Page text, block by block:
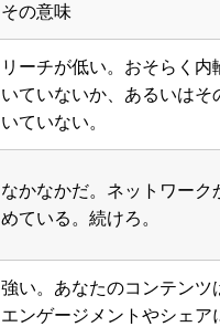
その意味
リーチが低い。おそらく内
いていないか、あるいはそ
いていない。
なかなかだ。ネットワーク
めている。続けろ。
強い。あなたのコンテンツ
エンゲージメントやシェア